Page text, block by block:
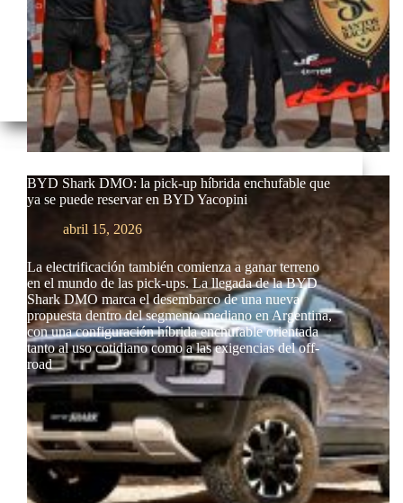
BYD Shark DMO: la pick-up híbrida enchufable que
ya se puede reservar en BYD Yacopini
abril 15, 2026
La electrificación también comienza a ganar terreno
en el mundo de las pick-ups. La llegada de la BYD
Shark DMO marca el desembarco de una nueva
propuesta dentro del segmento mediano en Argentina,
con una configuración híbrida enchufable orientada
tanto al uso cotidiano como a las exigencias del off-
road